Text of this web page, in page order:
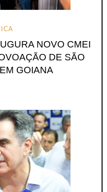
NOVO CMEI
DE SÃO
GOIANA